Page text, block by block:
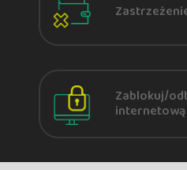
Zablokuj/
internetową